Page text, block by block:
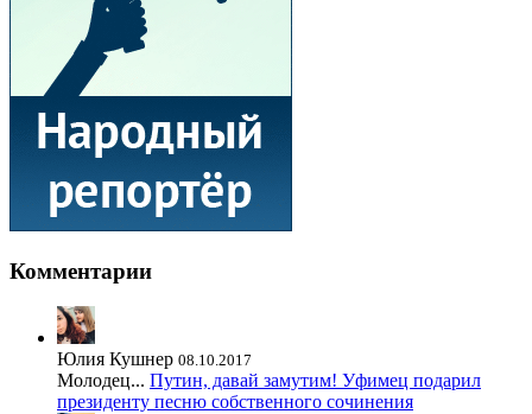
Комментарии
Юлия Кушнер 08.10.2017
Молодец... Путин, давай замутим! Уфимец подарил
президенту песню собственного сочинения